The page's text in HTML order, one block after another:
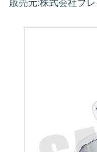
販売元:株式会社プ